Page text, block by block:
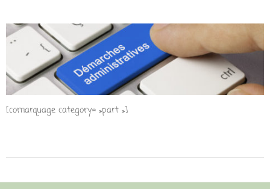
[comarquage category= »part »]